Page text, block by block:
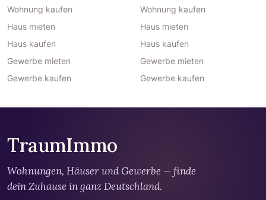
Wohnung kaufen
Haus mieten
Haus kaufen
Gewerbe mieten
Gewerbe kaufen
Wohnung kaufen
Haus mieten
Haus kaufen
Gewerbe mieten
Gewerbe kaufen
TraumImmo
Wohnungen, Häuser und Gewerbe — finde
dein Zuhause in ganz Deutschland.